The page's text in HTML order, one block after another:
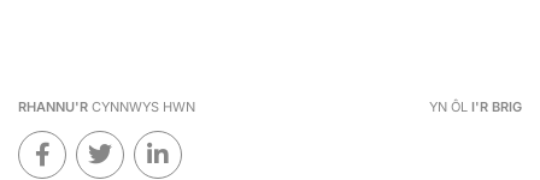
RHANNU'R CYNNWYS HWN YN ÔL I'R BRIG